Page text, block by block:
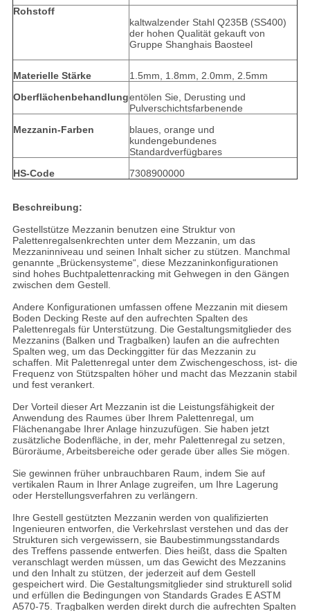
Rohstoff
kaltwalzender Stahl Q235B (SS400)
der hohen Qualität gekauft von
Gruppe Shanghais Baosteel
Materielle Stärke
1.5mm, 1.8mm, 2.0mm, 2.5mm
Oberflächenbehandlungentölen Sie, Derusting und
Pulverschichtsfarbenende
Mezzanin-Farben
blaues, orange und
kundengebundenes
Standardverfügbares
HS-Code
7308900000
Beschreibung:
Gestellstütze Mezzanin benutzen eine Struktur von
Palettenregalsenkrechten unter dem Mezzanin, um das
Mezzaninniveau und seinen Inhalt sicher zu stützen. Manchmal
genannte „Brückensysteme“, diese Mezzaninkonfigurationen
sind hohes Buchtpalettenracking mit Gehwegen in den Gängen
zwischen dem Gestell.
Andere Konfigurationen umfassen offene Mezzanin mit diesem
Boden Decking Reste auf den aufrechten Spalten des
Palettenregals für Unterstützung. Die Gestaltungsmitglieder des
Mezzanins (Balken und Tragbalken) laufen an die aufrechten
Spalten weg, um das Deckinggitter für das Mezzanin zu
schaffen. Mit Palettenregal unter dem Zwischengeschoss, ist- die
Frequenz von Stützspalten höher und macht das Mezzanin stabil
und fest verankert.
Der Vorteil dieser Art Mezzanin ist die Leistungsfähigkeit der
Anwendung des Raumes über Ihrem Palettenregal, um
Flächenangabe Ihrer Anlage hinzuzufügen. Sie haben jetzt
zusätzliche Bodenfläche, in der, mehr Palettenregal zu setzen,
Büroräume, Arbeitsbereiche oder gerade über alles Sie mögen.
Sie gewinnen früher unbrauchbaren Raum, indem Sie auf
vertikalen Raum in Ihrer Anlage zugreifen, um Ihre Lagerung
oder Herstellungsverfahren zu verlängern.
Ihre Gestell gestützten Mezzanin werden von qualifizierten
Ingenieuren entworfen, die Verkehrslast verstehen und das der
Strukturen sich vergewissern, sie Baubestimmungsstandards
des Treffens passende entwerfen. Dies heißt, dass die Spalten
veranschlagt werden müssen, um das Gewicht des Mezzanins
und den Inhalt zu stützen, der jederzeit auf dem Gestell
gespeichert wird. Die Gestaltungsmitglieder sind strukturell solid
und erfüllen die Bedingungen von Standards Grades E ASTM
A570-75. Tragbalken werden direkt durch die aufrechten Spalten